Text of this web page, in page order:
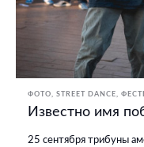
ФОТО STREET DANCE
Известно имя
25 сентября трибуны